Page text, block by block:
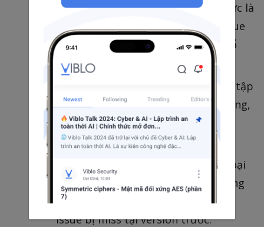
kĩ thuật review có phương pháp, tức là
những người review sẽ xác định issue
dựa trên checklist đã được phân bổ
trong giai đoạn review initiation
Một checklist review bao gồm một tập
các câu hỏi dựa trên defect tiềm tàng,
thường xuất phát từ kinh nghiệm
trước đó.
Checklist sẽ được cụ thể với từng loại
work product được review và thường
xuyên được maintain để cover các
issue bị miss tại version trước.